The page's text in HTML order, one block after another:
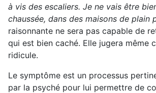
à vis des escaliers. Je ne vais être
chaussée, dans des maisons de plain
raisonnante ne sera pas capable de
qui est bien caché. Elle jugera même
ridicule.
Le symptôme est un processus
par la psyché pour lui permettre de